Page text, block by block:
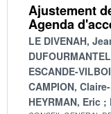
Ajustement
Agenda
LE DIVENAH,
ESCANDE-
CAMPION,
HEYRMAN, Eric